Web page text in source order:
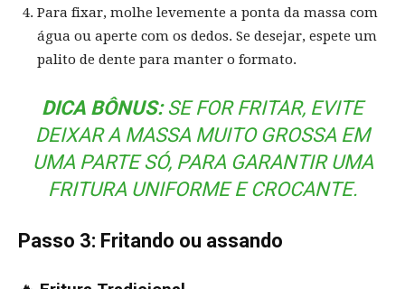
Para fixar, molhe levemente a ponta da massa com
água ou aperte com os dedos. Se desejar, espete um
palito de dente para manter o formato.
DICA BÔNUS:SE FOR FRITAR, EVITE
DEIXAR A MASSA MUITO GROSSA EM
UMA PARTE SÓ, PARA GARANTIR UMA
FRITURA UNIFORME E CROCANTE.
Passo 3: Fritando ou assando